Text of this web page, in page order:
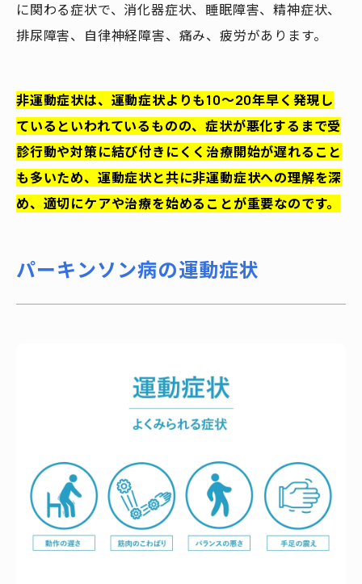
に関わる症状で、消化器症状、睡眠障害、精神症状、
排尿障害、自律神経障害、痛み、疲労があります。
非運動症状は、運動症状よりも10～20年早く発現し
ているといわれているものの、症状が悪化するまで受
診行動や対策に結び付きにくく治療開始が遅れること
も多いため、運動症状と共に非運動症状への理解を深
め、適切にケアや治療を始めることが重要なのです。
パーキンソン病の運動症状